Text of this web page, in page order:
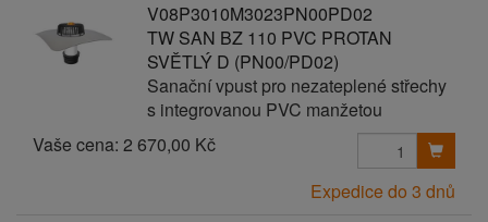
V08P3010M3023PN00PD02
TW SAN BZ 110 PVC PROTAN
SVĚTLÝ D (PN00/PD02)
Sanační vpust pro nezateplené střechy
s integrovanou PVC manžetou
Vaše cena: 2 670,00 Kč
Expedice do 3 dnů